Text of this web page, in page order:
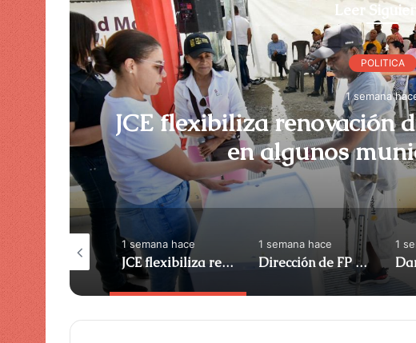
Leer
POLITICA
1 semana
JCE flexibiliza renovación
hace
La Asociación de Juristas insta al exfiscal a detener el proceso ACN
1 semana hace
JCE flexibiliza renovación de cédula de identidad en algunos municipios ACN
1 semana hace
Dirección de FP retiró apoyo al diputado Gonzalo Castillo y anunció | ACN
1